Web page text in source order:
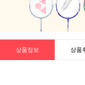
상품정보 상품